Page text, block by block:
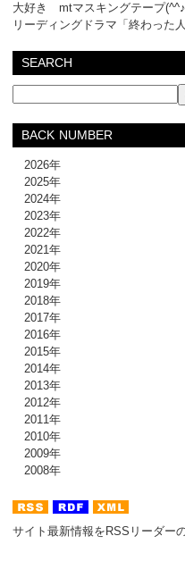
大好き mtマスキングテープ(^^♪
リーディングドラマ「終わった
SEARCH
BACK NUMBER
2026年
2025年
2024年
2023年
2022年
2021年
2020年
2019年
2018年
2017年
2016年
2015年
2014年
2013年
2012年
2011年
2010年
2009年
2008年
サイト最新情報をRSSリーダー